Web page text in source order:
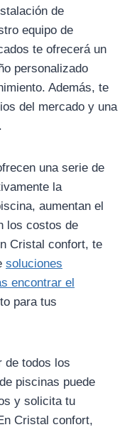
de
equipo de
te ofrecerá un
personalizado
Además, te
del mercado y una
una serie de
la
aumentan el
los costos de
Cristal confort, te
soluciones
encontrar el
para tus
de todos los
piscinas puede
y solicita tu
Cristal confort,